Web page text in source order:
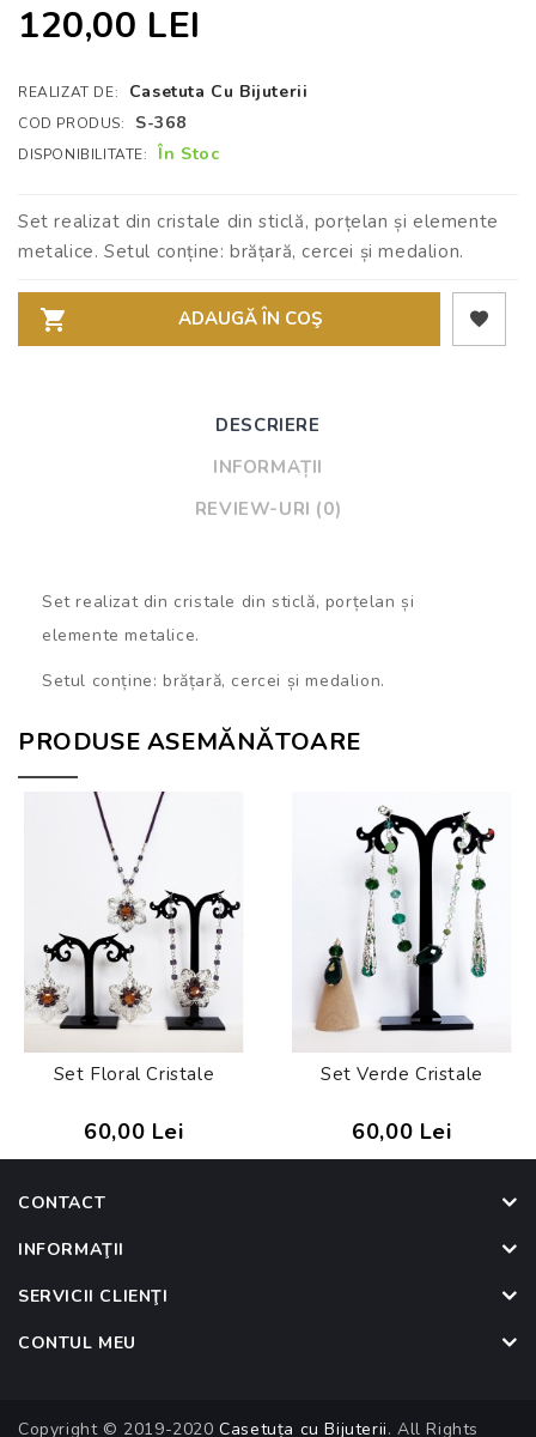
120,00 LEI
REALIZAT DE: Casetuta Cu Bijuterii
COD PRODUS: S-368
DISPONIBILITATE: În Stoc
Set realizat din cristale din sticlă, porțelan și elemente
metalice. Setul conține: brățară, cercei și medalion.
ADAUGĂ ÎN COŞ
DESCRIERE
INFORMAȚII
REVIEW-URI (0)
Set realizat din cristale din sticlă, porțelan și
elemente metalice.
Setul conține: brățară, cercei și medalion.
PRODUSE ASEMĂNĂTOARE
Set Floral Cristale
60,00 Lei
Set Verde Cristale
60,00 Lei
CONTACT
INFORMAŢII
SERVICII CLIENŢI
CONTUL MEU
Copyright © 2019-2020Casetuța cu Bijuterii. All Rights